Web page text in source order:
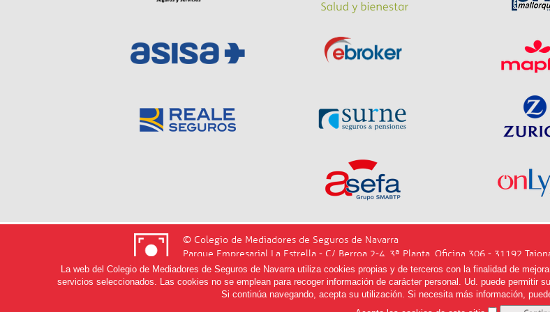
© Colegio de Mediadores de Seguros de Navarra
Parque Empresarial La Estrella - C/ Berroa 2-4, 3ª Planta, Oficina 306 - 31192
T. 948 220 556
La web del Colegio de Mediadores de Seguros de Navarra utiliza cookies propias y de terceros con la finalidad de
servicios seleccionados. Las cookies no se emplean para recoger información de carácter personal. Ud. puede permitir
Si continúa navegando, acepta su utilización. Si necesita más información,